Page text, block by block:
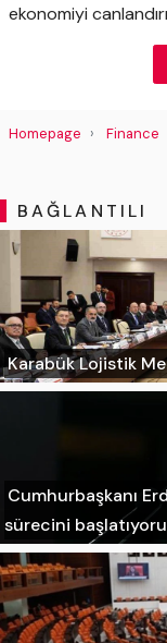
ekonomiyi
Homepage Finance
BAĞLANTILI
Karabük Lojistik
Cumhurbaşkanı
sürecini